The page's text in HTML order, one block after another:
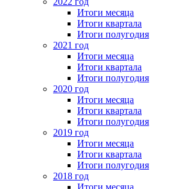
Итоги месяца
Итоги квартала
Итоги полугодия
2021 год
Итоги месяца
Итоги квартала
Итоги полугодия
2020 год
Итоги месяца
Итоги квартала
Итоги полугодия
2019 год
Итоги месяца
Итоги квартала
Итоги полугодия
2018 год